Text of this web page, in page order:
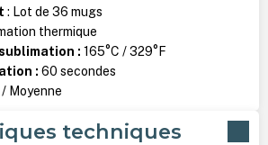
: Lot de 36 mugs
thermique
: 165°C / 329°F
: 60 secondes
Moyenne
techniques